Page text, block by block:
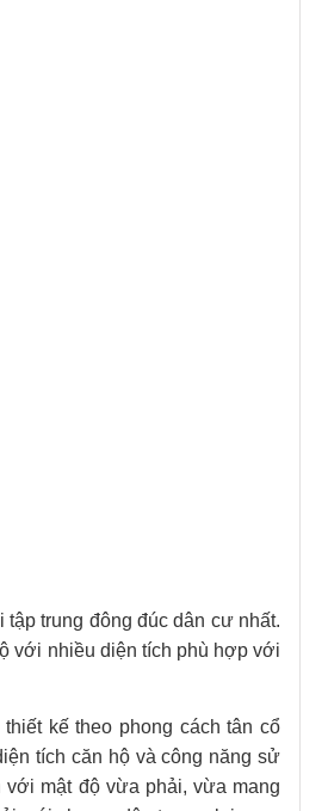
trung đông đúc dân cư nhất.
với nhiều diện tích phù hợp với
kế theo phong cách tân cổ
tích căn hộ và công năng sử
mật độ vừa phải, vừa mang